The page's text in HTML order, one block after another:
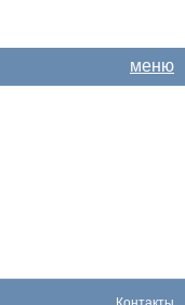
меню